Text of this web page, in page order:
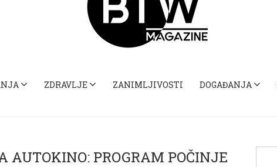
ZDRAVLJE ZANIMLJIVOSTI DOGAĐANJA
AUTOKINO: PROGRAM POČINJE